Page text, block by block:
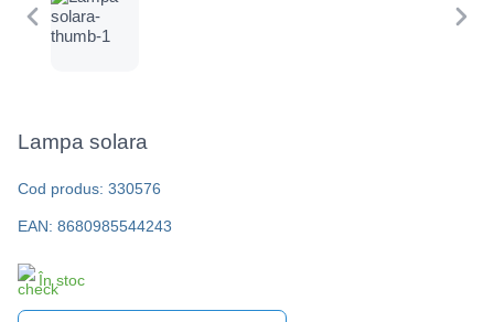
Lampa solara
Cod produs: 330576
EAN: 8680985544243
În stoc